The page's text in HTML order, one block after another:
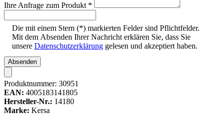
Ihre Anfrage zum Produkt *
Die mit einem Stern (*) markierten Felder sind Pflichtfelder.
Mit dem Absenden Ihrer Nachricht erklären Sie, dass Sie
unsere Datenschutzerklärung gelesen und akzeptiert haben.
Absenden
Produktnummer: 30951
EAN: 4005183141805
Hersteller-Nr.: 14180
Marke: Kersa